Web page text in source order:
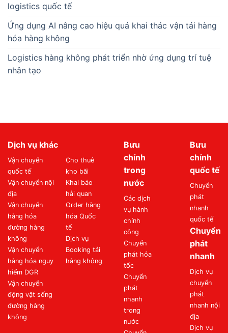
logistics quốc tế
Ứng dụng AI nâng cao hiệu quả khai thác vận tải hàng
hóa hàng không
Logistics hàng không phát triển nhờ ứng dụng trí tuệ
nhân tạo
Dịch vụ khác
Vận chuyển
quốc tế
Vận chuyển nội
địa
Vận chuyển
hàng hóa
đường hàng
không
Vận chuyển
hàng hóa nguy
hiểm DGR
Vận chuyển
động vật sống
đường hàng
không
Cho thuê
kho bãi
Khai báo
hải quan
Order hàng
hóa Quốc
tế
Dịch vụ
Booking tải
hàng không
Bưu
chính
trong
nước
Các dịch
vụ hành
chính
công
Chuyển
phát hỏa
tốc
Chuyển
phát
nhanh
trong
nước
Bưu
chính
quốc tế
Chuyển
phát
nhanh
quốc tế
Chuyển
phát
nhanh
Dịch vụ
chuyển
phát
nhanh nội
địa
Dịch vụ